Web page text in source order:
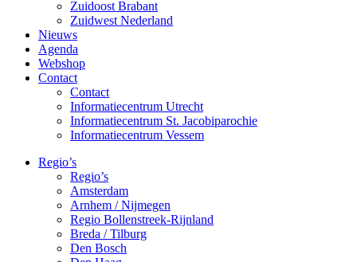
Zuidoost Brabant
Zuidwest Nederland
Nieuws
Agenda
Webshop
Contact
Contact
Informatiecentrum Utrecht
Informatiecentrum St. Jacobiparochie
Informatiecentrum Vessem
Regio’s
Regio’s
Amsterdam
Arnhem / Nijmegen
Regio Bollenstreek-Rijnland
Breda / Tilburg
Den Bosch